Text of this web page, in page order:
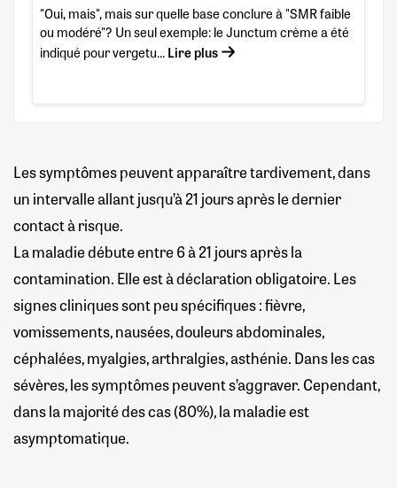
"Oui, mais", mais sur quelle base conclure à "SMR faible
ou modéré"? Un seul exemple: le Junctum crème a été
indiqué pour vergetu...Lire plus
Les symptômes peuvent apparaître tardivement, dans
un intervalle allant jusqu’à 21 jours après le dernier
contact à risque.
La maladie débute entre 6 à 21 jours après la
contamination. Elle est à déclaration obligatoire. Les
signes cliniques sont peu spécifiques : fièvre,
vomissements, nausées, douleurs abdominales,
céphalées, myalgies, arthralgies, asthénie. Dans les cas
sévères, les symptômes peuvent s’aggraver. Cependant,
dans la majorité des cas (80%), la maladie est
asymptomatique.